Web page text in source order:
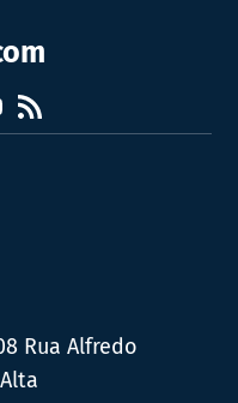
RSS
Rua Alfredo